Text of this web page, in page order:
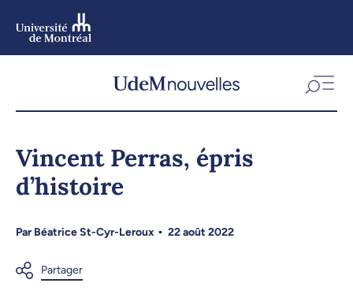
Vincent Perras, épris
d’histoire
ParBéatrice St-Cyr-Leroux 22 août 2022